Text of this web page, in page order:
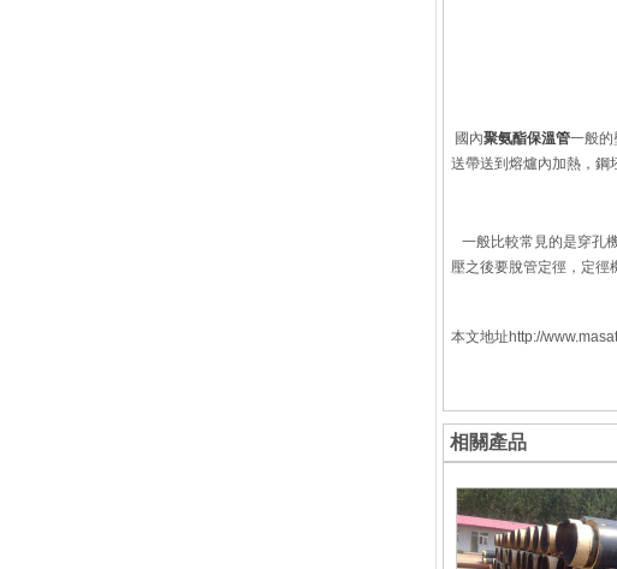
國內聚氨酯保溫管一般的
送帶送到熔爐內加熱，鋼
一般比較常見的是穿孔
壓之後要脫管定徑，定徑
本文地址http://
相關產品